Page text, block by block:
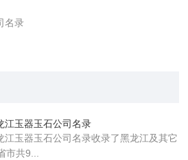
名录
江玉器玉石公司名录
江玉器玉石公司名录收录了黑龙江及其它
市共9...